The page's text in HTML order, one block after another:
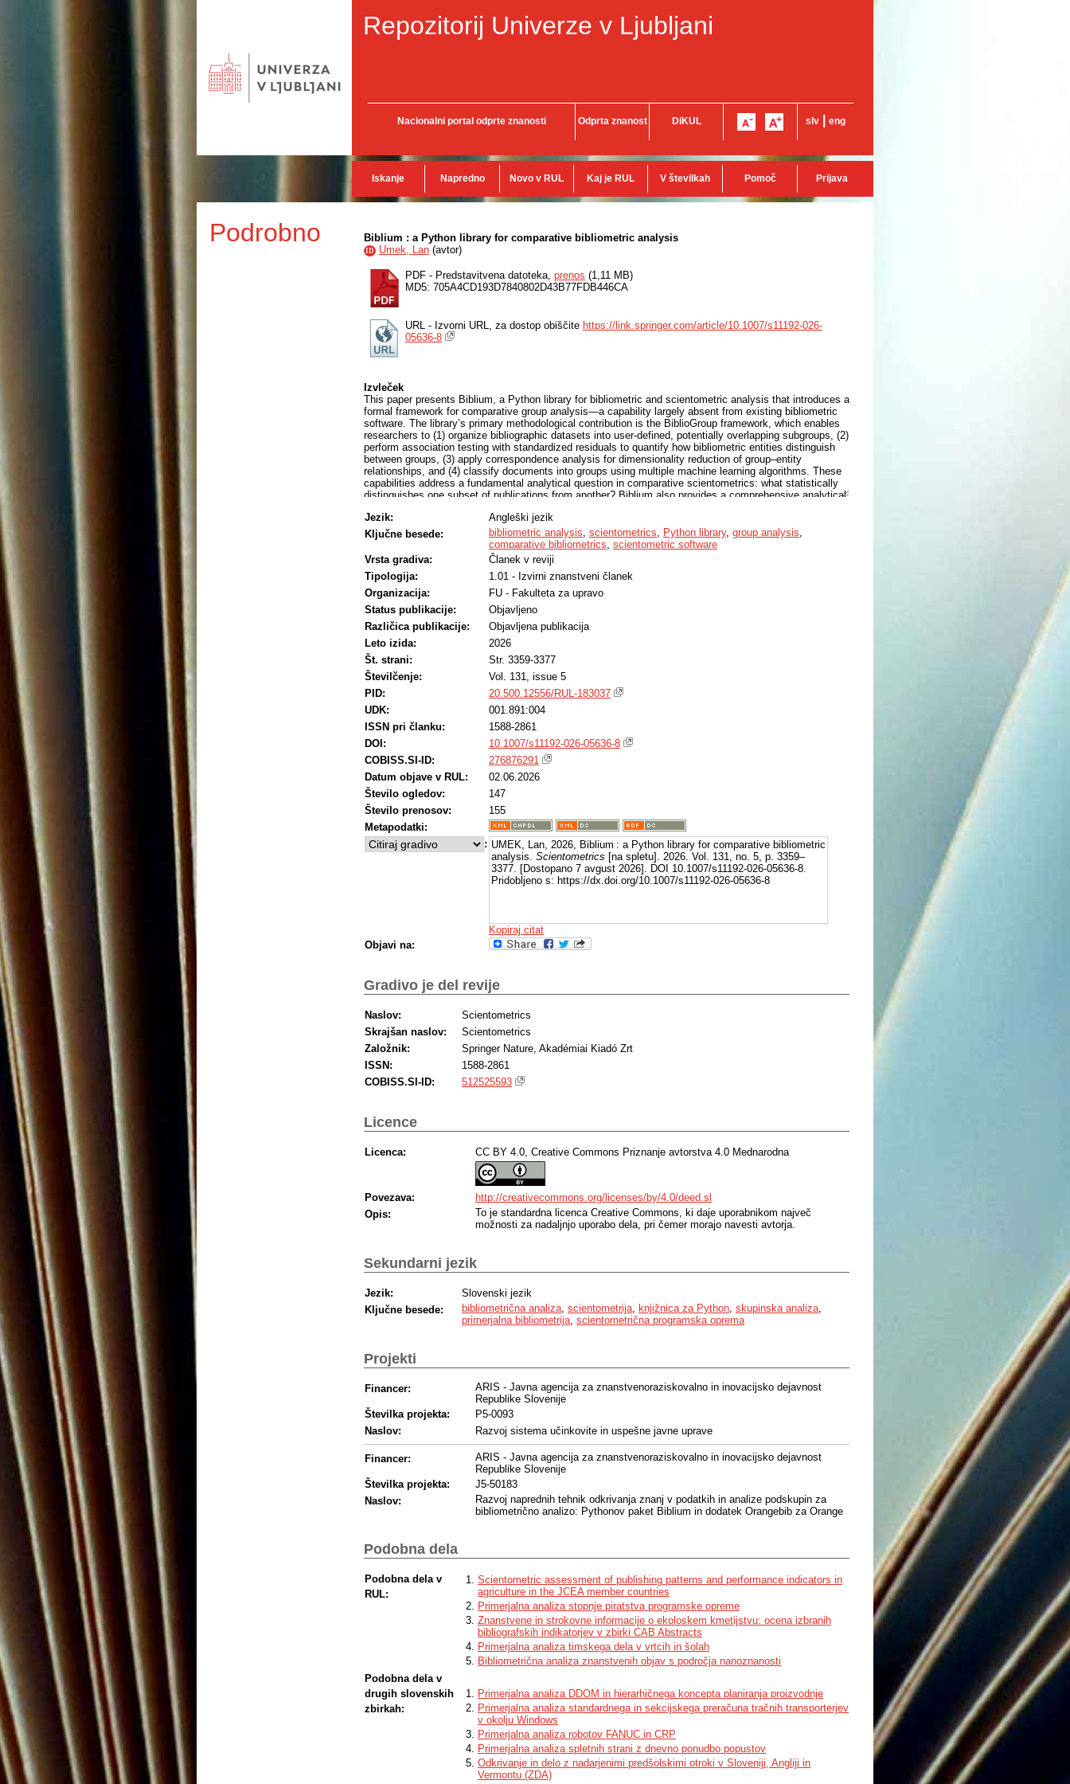
Repozitorij Univerze v Ljubljani
Nacionalni portal odprte znanosti Odprta znanost DiKUL slv eng
Iskanje Napredno Novo v RUL Kaj je RUL V številkah Pomoč Prijava
Podrobno Biblium : a Python library for comparative bibliometric analysis
ID Umek, Lan (avtor)
PDF - Predstavitvena datoteka, prenos (1,11 MB)
MD5: 705A4CD193D7840802D43B77FDB446CA
URL - Izvorni URL, za dostop obiščite https://link.springer.com/article/10.1007/s11192-026-
05636-8
Izvleček
This paper presents Biblium, a Python library for bibliometric and scientometric analysis that introduces a
formal framework for comparative group analysis—a capability largely absent from existing bibliometric
software. The library’s primary methodological contribution is the BiblioGroup framework, which enables
researchers to (1) organize bibliographic datasets into user-defined, potentially overlapping subgroups, (2)
perform association testing with standardized residuals to quantify how bibliometric entities distinguish
between groups, (3) apply correspondence analysis for dimensionality reduction of group–entity
relationships, and (4) classify documents into groups using multiple machine learning algorithms. These
capabilities address a fundamental analytical question in comparative scientometrics: what statistically
distinguishes one subset of publications from another? Biblium also provides a comprehensive analytical
Dimensions, Lens. org), descriptive bibliometrics, network analysis, temporal dynamics, and a graphical
user interface for researchers without programming expertise. Cross-library consistency testing against
five established Python bibliometric libraries demonstrated agreement on all compared metrics. Biblium
is openly available on GitHub and PyPI.
Jezik:
Angleški jezik
Ključne besede:
bibliometric analysis, scientometrics, Python library, group analysis,
comparative bibliometrics, scientometric software
Vrsta gradiva:
Članek v reviji
Tipologija:
1.01 - Izvirni znanstveni članek
Organizacija:
FU - Fakulteta za upravo
Status publikacije:
Objavljeno
Različica publikacije:
Objavljena publikacija
Leto izida:
2026
Št. strani:
Str. 3359-3377
Številčenje:
Vol. 131, issue 5
PID:
20.500.12556/RUL-183037
UDK:
001.891:004
ISSN pri članku:
1588-2861
DOI:
10.1007/s11192-026-05636-8
COBISS.SI-ID:
276876291
Datum objave v RUL:
02.06.2026
Število ogledov:
147
Število prenosov:
155
Metapodatki:
: UMEK, Lan, 2026, Biblium : a Python library for comparative bibliometric
analysis. Scientometrics [na spletu]. 2026. Vol. 131, no. 5, p. 3359–
3377. [Dostopano 7 avgust 2026]. DOI 10.1007/s11192-026-05636-8.
Pridobljeno s: https://dx.doi.org/10.1007/s11192-026-05636-8
Kopiraj citat
Objavi na:
Gradivo je del revije
Naslov:
Scientometrics
Skrajšan naslov:
Scientometrics
Založnik:
Springer Nature, Akadémiai Kiadó Zrt
ISSN:
1588-2861
COBISS.SI-ID:
512525593
Licence
Licenca: CC BY 4.0, Creative Commons Priznanje avtorstva 4.0 Mednarodna
Povezava:
http://creativecommons.org/licenses/by/4.0/deed.sl
Opis:
To je standardna licenca Creative Commons, ki daje uporabnikom največ
možnosti za nadaljnjo uporabo dela, pri čemer morajo navesti avtorja.
Sekundarni jezik
Jezik:
Slovenski jezik
Ključne besede:
bibliometrična analiza scientometrija knjižnica za Python skupinska analiza
primerjalna bibliometrija scientometrična programska oprema
Projekti
Financer:
ARIS - Javna agencija za znanstvenoraziskovalno in inovacijsko dejavnost
Republike Slovenije
Številka projekta:
P5-0093
Naslov:
Razvoj sistema učinkovite in uspešne javne uprave
Financer:
ARIS - Javna agencija za znanstvenoraziskovalno in inovacijsko dejavnost
Republike Slovenije
Številka projekta:
J5-50183
Naslov:
Razvoj naprednih tehnik odkrivanja znanj v podatkih in analize podskupin za
bibliometrično analizo: Pythonov paket Biblium in dodatek Orangebib za Orange
Podobna dela
Podobna dela v
RUL:
Scientometric assessment of publishing patterns and performance indicators in
agriculture in the JCEA member countries
Primerjalna analiza stopnje piratstva programske opreme
Znanstvene in strokovne informacije o ekoloskem kmetijstvu: ocena izbranih
bibliografskih indikatorjev v zbirki CAB Abstracts
Primerjalna analiza timskega dela v vrtcih in šolah
Bibliometrična analiza znanstvenih objav s področja nanoznanosti
Podobna dela v
drugih slovenskih
zbirkah:
Primerjalna analiza DDOM in hierarhičnega koncepta planiranja proizvodnje
Primerjalna analiza standardnega in sekcijskega preračuna tračnih transporterjev
v okolju Windows
Primerjalna analiza robotov FANUC in CRP
Primerjalna analiza spletnih strani z dnevno ponudbo popustov
Odkrivanje in delo z nadarjenimi predšolskimi otroki v Sloveniji, Angliji in
Vermontu (ZDA)